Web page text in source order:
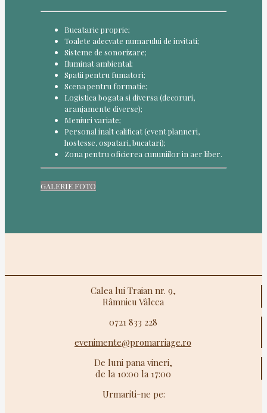
Bucatarie proprie;
Toalete adecvate numarului de invitati;
Sisteme de sonorizare;
Iluminat ambiental;
Spatii pentru fumatori;
Scena pentru formatie;
Logistica bogata si diversa (decoruri,
aranjamente diverse);
Meniuri variate;
Personal inalt calificat (event planneri,
hostesse, ospatari, bucatari);
Zona pentru oficierea cununiilor in aer liber.
GALERIE FOTO
Calea lui Traian nr. 9,
Râmnicu Vâlcea
0721 833 228
evenimente@promarriage.ro
De luni pana vineri,
de la 10:00 la 17:00
Urmariti-ne pe: